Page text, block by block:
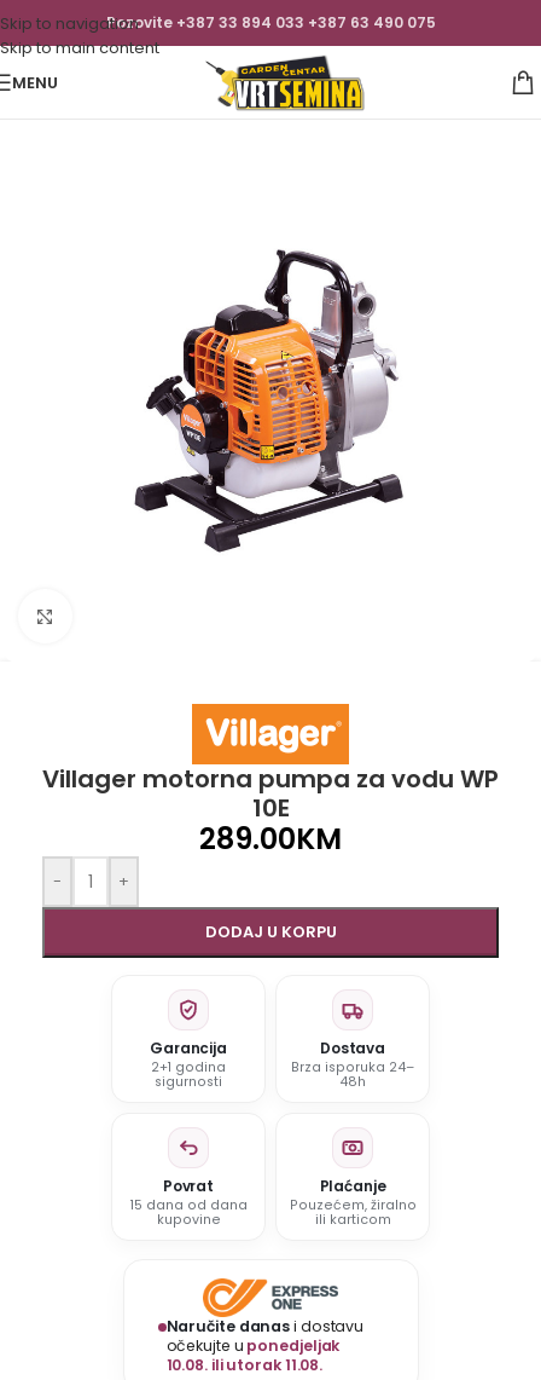
Skip to navigation
Skip to main content
Pozovite +387 33 894 033 +387 63 490 075
MENU
Villager motorna pumpa za vodu WP
10E
289.00KM
- +
DODAJ U KORPU
Garancija
2+1 godina
sigurnosti
Dostava
Brza isporuka 24–
48h
Povrat
15 dana od dana
kupovine
Plaćanje
Pouzećem, žiralno
ili karticom
Naručite danasi dostavu
očekujte u ponedjeljak
10.08. ili utorak 11.08.